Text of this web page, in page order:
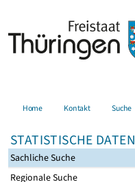
Home Kontakt Suche
STATISTISCHE DATEN
Sachliche Suche
Regionale Suche